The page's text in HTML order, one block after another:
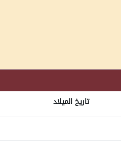
تاريخ الميلاد